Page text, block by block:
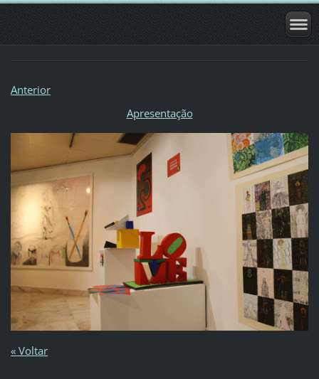
Anterior
Apresentação
« Voltar